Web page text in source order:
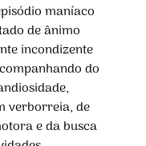
maníaco
de ânimo
incondizente
do
verborreia, de
e da busca